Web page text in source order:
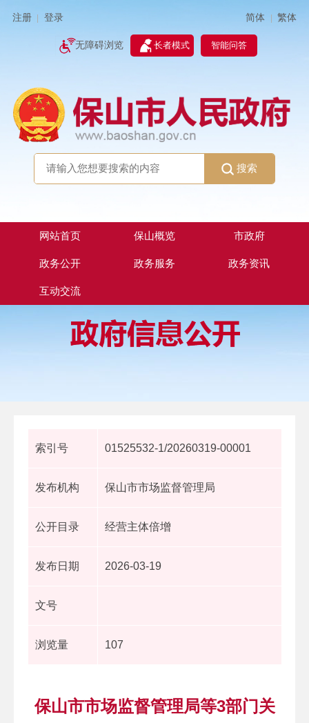
注册 登录 简体 | 繁体
无障碍浏览 长者模式 智能问答
搜索
网站首页 保山概览 市政府
政务公开 政务服务 政务资讯
互动交流
索引号 01525532-1/20260319-00001
发布机构 保山市市场监督管理局
公开目录 经营主体倍增
发布日期 2026-03-19
文号
浏览量 107
保山市市场监督管理局等3部门关